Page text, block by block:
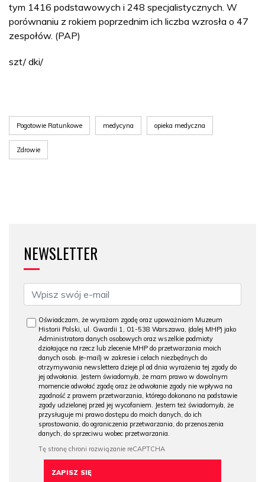
tym 1416 podstawowych i 248 specjalistycznych. W
porównaniu z rokiem poprzednim ich liczba wzrosła o 47
zespołów. (PAP)
szt/ dki/
Pogotowie Ratunkowe medycyna opieka medyczna
Zdrowie
NEWSLETTER
Oświadczam, że wyrażam zgodę oraz upoważniam Muzeum
Historii Polski, ul. Gwardii 1, 01-538 Warszawa, (dalej MHP) jako
Administratora danych osobowych oraz wszelkie podmioty
działające na rzecz lub zlecenie MHP do przetwarzania moich
danych osob. (e-mail) w zakresie i celach niezbędnych do
otrzymywania newslettera dzieje.pl od dnia wyrażenia tej zgody do
jej odwołania. Jestem świadomy/a, że mam prawo w dowolnym
momencie odwołać zgodę oraz że odwołanie zgody nie wpływa na
zgodność z prawem przetwarzania, którego dokonano na podstawie
zgody udzielonej przed jej wycofaniem. Jestem też świadomy/a, że
przysługuje mi prawo dostępu do moich danych, do ich
sprostowania, do ograniczenia przetwarzania, do przenoszenia
danych, do sprzeciwu wobec przetwarzania.